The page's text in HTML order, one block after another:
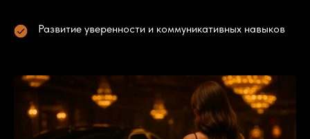
Развитие уверенности и коммуникативных навыков